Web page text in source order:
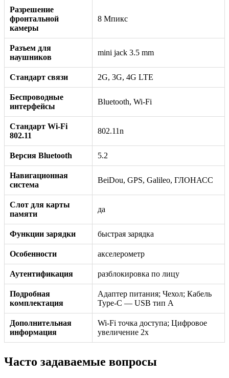
Разрешение
фронтальной
камеры
8 Мпикс
Разъем для
наушников
mini jack 3.5 mm
Стандарт связи 2G, 3G, 4G LTE
Беспроводные
интерфейсы
Bluetooth, Wi-Fi
Стандарт Wi-Fi
802.11
802.11n
Версия Bluetooth 5.2
Навигационная
система
BeiDou, GPS, Galileo, ГЛОНАСС
Слот для карты
памяти
да
Функции зарядки быстрая зарядка
Особенности акселерометр
Аутентификация разблокировка по лицу
Подробная
комплектация
Адаптер питания; Чехол; Кабель
Type-C — USB тип А
Дополнительная
информация
Wi-Fi точка доступа; Цифровое
увеличение 2x
Часто задаваемые вопросы